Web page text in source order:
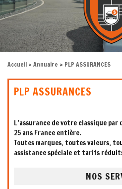
Accueil > Annuaire > PLP ASSURANCES
PLP ASSURANCES
L’assurance de votre classique par
25 ans France entière.
Toutes marques, toutes valeurs,
assistance spéciale et tarifs
NOS